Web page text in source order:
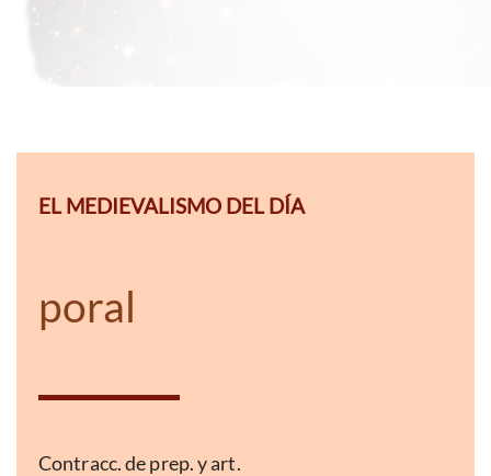
EL MEDIEVALISMO DEL DÍA
poral
Contracc. de prep. y art.